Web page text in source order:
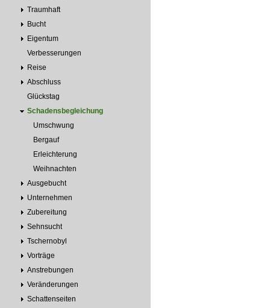
Traumhaft
Bucht
Eigentum
Verbesserungen
Reise
Abschluss
Glückstag
Schadensbegleichung
Umschwung
Bergauf
Erleichterung
Weihnachten
Ausgebucht
Unternehmen
Zubereitung
Sehnsucht
Tschernobyl
Vorträge
Anstrebungen
Veränderungen
Schattenseiten